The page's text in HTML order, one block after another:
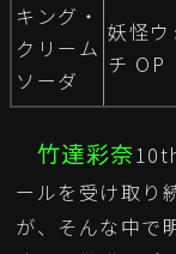
キング・
クリーム
ソーダ
妖怪ウ
チ OP
竹達彩奈
ールを受け取り
が、そんな中で